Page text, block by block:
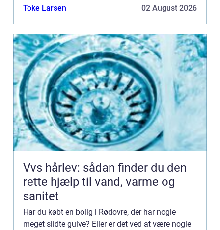
du får en afh...
Toke Larsen 02 August 2026
Vvs hårlev: sådan finder du den
rette hjælp til vand, varme og
sanitet
Har du købt en bolig i Rødovre, der har nogle
meget slidte gulve? Eller er det ved at være nogle